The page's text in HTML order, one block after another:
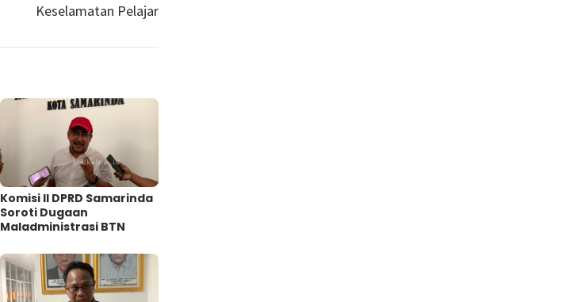
Keselamatan Pelajar
Komisi II DPRD Samarinda
Soroti Dugaan
Maladministrasi BTN